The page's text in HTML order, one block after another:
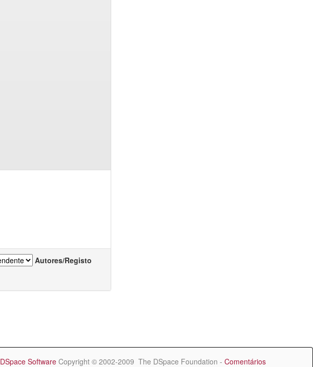
Autores/Registo
DSpace Software Copyright © 2002-2009 The DSpace Foundation - Comentários